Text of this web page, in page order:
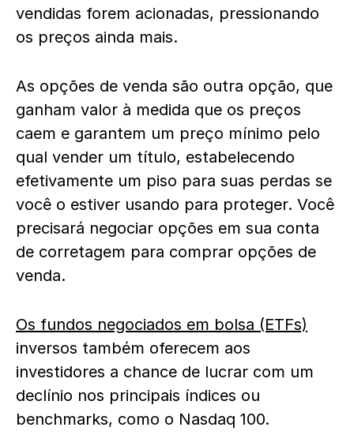
vendidas forem acionadas, pressionando
os preços ainda mais.
As opções de venda são outra opção, que
ganham valor à medida que os preços
caem e garantem um preço mínimo pelo
qual vender um título, estabelecendo
efetivamente um piso para suas perdas se
você o estiver usando para proteger. Você
precisará negociar opções em sua conta
de corretagem para comprar opções de
venda.
Os fundos negociados em bolsa (ETFs)
inversos também oferecem aos
investidores a chance de lucrar com um
declínio nos principais índices ou
benchmarks, como o Nasdaq 100.